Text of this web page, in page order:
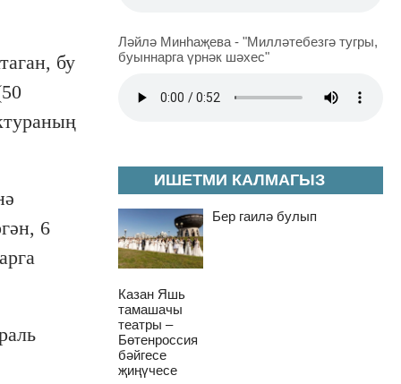
бу
6
ИШЕТМИ КАЛМАГЫЗ
Бер гаилә булып
Казан Яшь
тамашачы
театры –
Бөтенроссия
бәйгесе
җиңүчесе
Ләйлә Минһаҗева - "Милләтебезгә тугры,
буыннарга үрнәк шәхес"